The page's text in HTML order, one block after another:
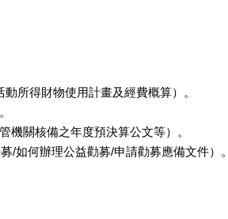
所得財物使用計畫及經費概算）。
機關核備之年度預決算公文等）。
/如何辦理公益勸募/申請勸募應備文件）。